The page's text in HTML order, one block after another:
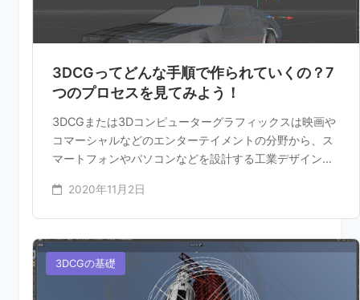
3DCGってどんな手順で作られていくの？7
つのプロセスを見てみよう！
3DCGまたは3Dコンピューターグラフィックスは映画や
コマーシャルなどのエンターテイメントの分野から、ス
マートフォンやパソコンなどを設計する工業デザイン、
2020年11月2日
3DCGの基礎